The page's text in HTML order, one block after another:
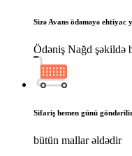
Sizə Avans ödəməyə ehtiyac
Ödəniş Nağd şəkildə
Sifariş hemen günü
bütün mallar əldədir